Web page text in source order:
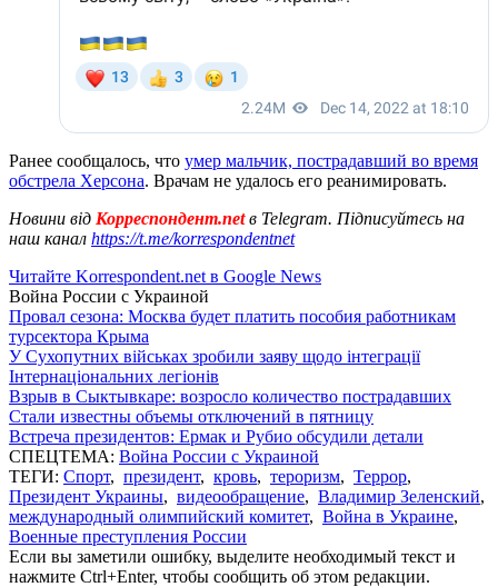
Ранее сообщалось, что умер мальчик, пострадавший во время
обстрела Херсона. Врачам не удалось его реанимировать.
Новини від Корреспондент.netв Telegram. Підписуйтесь на
наш канал https://t.me/korrespondentnet
Читайте Korrespondent.net в Google News
Война России с Украиной
Провал сезона: Москва будет платить пособия работникам
турсектора Крыма
У Сухопутних військах зробили заяву щодо інтеграції
Інтернаціональних легіонів
Взрыв в Сыктывкаре: возросло количество пострадавших
Стали известны объемы отключений в пятницу
Встреча президентов: Ермак и Рубио обсудили детали
СПЕЦТЕМА: Война России с Украиной
ТЕГИ: Спорт, президент, кровь, тероризм, Террор,
Президент Украины, видеообращение, Владимир Зеленский,
международный олимпийский комитет, Война в Украине,
Военные преступления России
Если вы заметили ошибку, выделите необходимый текст и
нажмите Ctrl+Enter, чтобы сообщить об этом редакции.